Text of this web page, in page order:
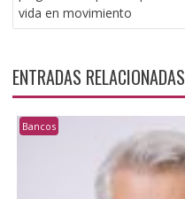
vida en movimiento
ENTRADAS RELACIONADAS
Bancos